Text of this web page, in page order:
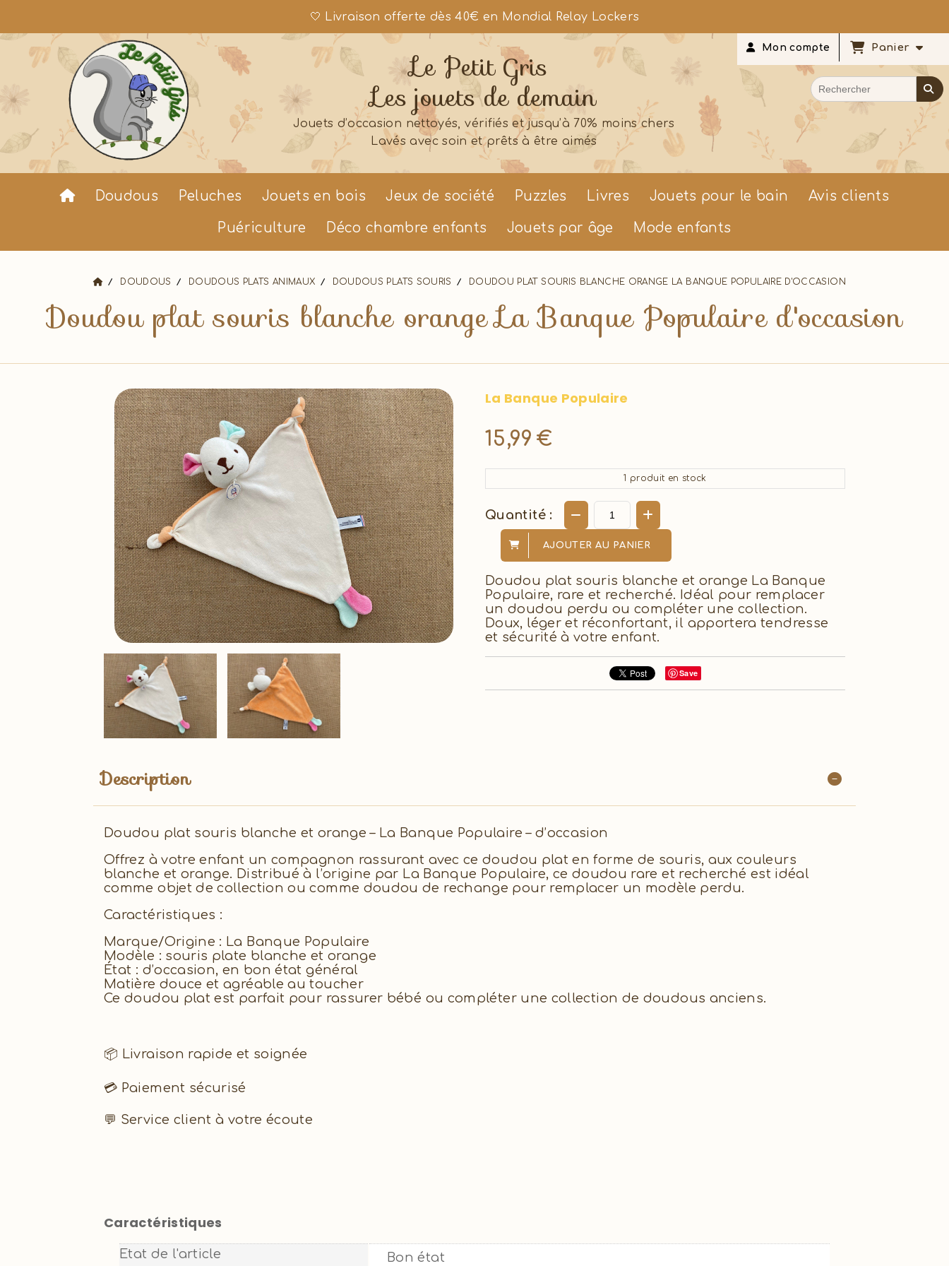
🤍 Livraison offerte dès 40€ en Mondial Relay Lockers
Le Petit Gris
Les jouets de demain
Jouets d’occasion nettoyés, vérifiés et jusqu’à 70% moins chers
Lavés avec soin et prêts à être aimés
Mon compte Panier
Doudous Peluches Jouets en bois Jeux de société Puzzles Livres Jouets pour le bain Avis clients
Puériculture Déco chambre enfants Jouets par âge Mode enfants
DOUDOUS DOUDOUS PLATS ANIMAUX DOUDOUS PLATS SOURIS DOUDOU PLAT SOURIS BLANCHE ORANGE LA BANQUE POPULAIRE D'OCCASION
Doudou plat souris blanche orange La Banque Populaire d'occasion
La Banque Populaire
15,99 €
1 produit en stock
Quantité :
AJOUTER AU PANIER
Doudou plat souris blanche et orange La Banque
Populaire, rare et recherché. Idéal pour remplacer
un doudou perdu ou compléter une collection.
Doux, léger et réconfortant, il apportera tendresse
et sécurité à votre enfant.
Save
Description
Doudou plat souris blanche et orange – La Banque Populaire – d’occasion
Offrez à votre enfant un compagnon rassurant avec ce doudou plat en forme de souris, aux couleurs
blanche et orange. Distribué à l’origine par La Banque Populaire, ce doudou rare et recherché est idéal
comme objet de collection ou comme doudou de rechange pour remplacer un modèle perdu.
Caractéristiques :
Marque/Origine : La Banque Populaire
Modèle : souris plate blanche et orange
État : d’occasion, en bon état général
Matière douce et agréable au toucher
Ce doudou plat est parfait pour rassurer bébé ou compléter une collection de doudous anciens.
📦 Livraison rapide et soignée
💳 Paiement sécurisé
💬 Service client à votre écoute
Caractéristiques
Etat de l'article Bon état